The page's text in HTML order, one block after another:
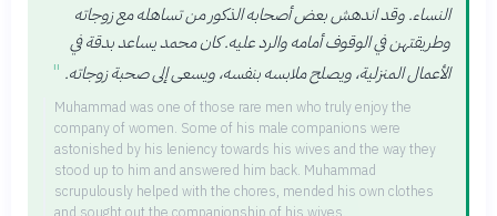
النساء. وقد اندهش بعض أصحابه الذكور من تساهله مع زوجاته
وطريقتهن في الوقوف أمامه والرد عليه. كان محمد يساعد بدقة في
الأعمال المنزلية، ويصلح ملابسه بنفسه، ويسعى إلى صحبة زوجاته. "
Muhammad was one of those rare men who truly enjoy the
company of women. Some of his male companions were
astonished by his leniency towards his wives and the way they
stood up to him and answered him back. Muhammad
scrupulously helped with the chores, mended his own clothes